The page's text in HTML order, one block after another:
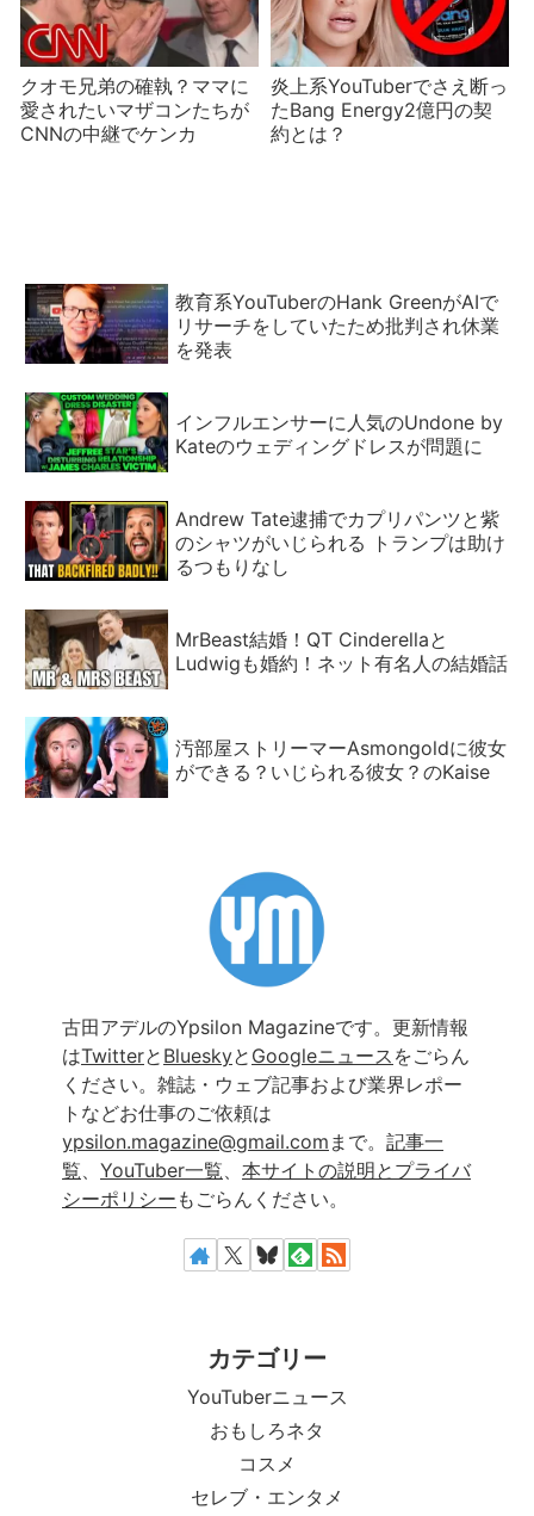
クオモ兄弟の確執？ママに
愛されたいマザコンたちが
CNNの中継でケンカ
炎上系YouTuberでさえ断っ
たBang Energy2億円の契
約とは？
教育系YouTuberのHank GreenがAIで
リサーチをしていたため批判され休業
を発表
インフルエンサーに人気のUndone by
Kateのウェディングドレスが問題に
Andrew Tate逮捕でカプリパンツと紫
のシャツがいじられる トランプは助け
るつもりなし
MrBeast結婚！QT Cinderellaと
Ludwigも婚約！ネット有名人の結婚話
汚部屋ストリーマーAsmongoldに彼女
ができる？いじられる彼女？のKaise
古田アデルのYpsilon Magazineです。更新情報
はTwitterと Blueskyと Googleニュース をごらん
ください。雑誌・ウェブ記事および業界レポー
トなどお仕事のご依頼は
ypsilon.magazine@gmail.com まで。 記事一
覧、 YouTuber一覧、 本サイトの説明とプライバ
シーポリシー もごらんください。
カテゴリー
YouTuberニュース
おもしろネタ
コスメ
セレブ・エンタメ